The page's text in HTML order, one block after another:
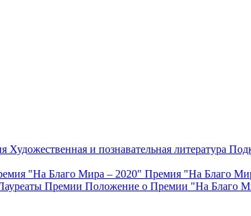
Художественная и познавательная литература
"На Благо Мира – 2020" Премия "На Благо
Премии Положение о Премии "На Благо